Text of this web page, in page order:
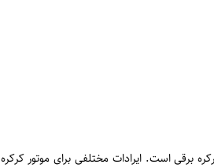
برقی است. ایرادات مختلفی برای موتور کرکره